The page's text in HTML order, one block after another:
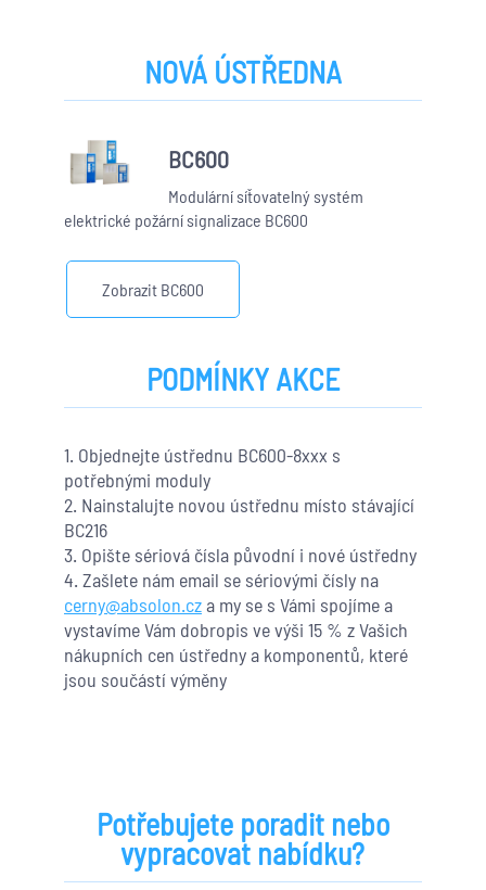
NOVÁ ÚSTŘEDNA
BC600
Modulární síťovatelný systém
elektrické požární signalizace BC600
Zobrazit BC600
PODMÍNKY AKCE
1. Objednejte ústřednu BC600-8xxx s
potřebnými moduly
2. Nainstalujte novou ústřednu místo stávající
BC216
3. Opište sériová čísla původní i nové ústředny
4. Zašlete nám email se sériovými čísly na
cerny@absolon.cza my se s Vámi spojíme a
vystavíme Vám dobropis ve výši 15 % z Vašich
nákupních cen ústředny a komponentů, které
jsou součástí výměny
Potřebujete poradit nebo
vypracovat nabídku?